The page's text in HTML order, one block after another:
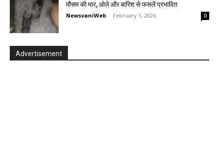
मौसम की मार, ओले और बारिश से फसलें प्रभावित
NewsvaniWeb - February 1, 2026 0
Advertisement